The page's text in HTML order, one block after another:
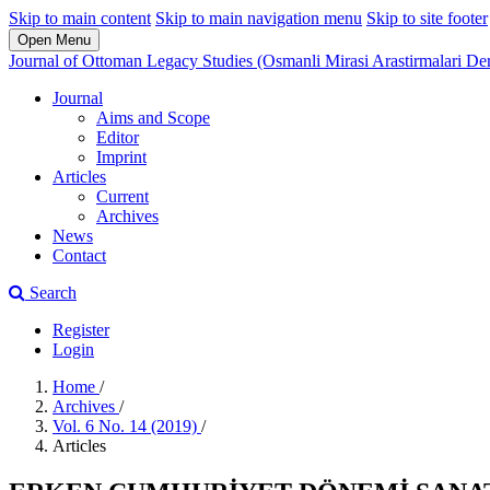
Skip to main content Skip to main navigation menu Skip to site footer
Open Menu
Journal of Ottoman Legacy Studies (Osmanli Mirasi Arastirmalari
Journal
Aims and Scope
Editor
Imprint
Articles
Current
Archives
News
Contact
Search
Register
Login
Home /
Archives /
Vol. 6 No. 14 (2019) /
Articles